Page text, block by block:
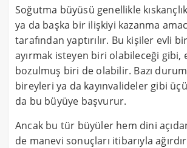
Soğutma büyüsü genellikle
ya da başka bir ilişkiyi kazanma
tarafından yaptırılır. Bu kişiler evli
ayırmak isteyen biri olabileceği gibi,
bozulmuş biri de olabilir. Bazı
bireyleri ya da kayınvalideler gibi
da bu büyüye başvurur.
Ancak bu tür büyüler hem dini
de manevi sonuçları itibarıyla